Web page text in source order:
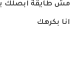
مش طايقة ابصلك
انا بكرهك